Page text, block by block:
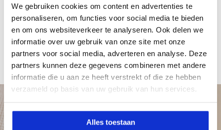
We gebruiken cookies om content en advertenties te
personaliseren, om functies voor social media te bieden
en om ons websiteverkeer te analyseren. Ook delen we
informatie over uw gebruik van onze site met onze
partners voor social media, adverteren en analyse. Deze
partners kunnen deze gegevens combineren met andere
informatie die u aan ze heeft verstrekt of die ze hebben
verzameld op basis van uw gebruik van hun services.
Privacy
Alles toestaan
Gebruikswijze
Plaats de stokjes in de fles voor een heerlijke
geurbeleving in huis. De geur zal zich langzaam
verspreiden. Tip: draai de stokjes om de 4 à 5 dagen
om optimaal te genieten van de rijke geur.